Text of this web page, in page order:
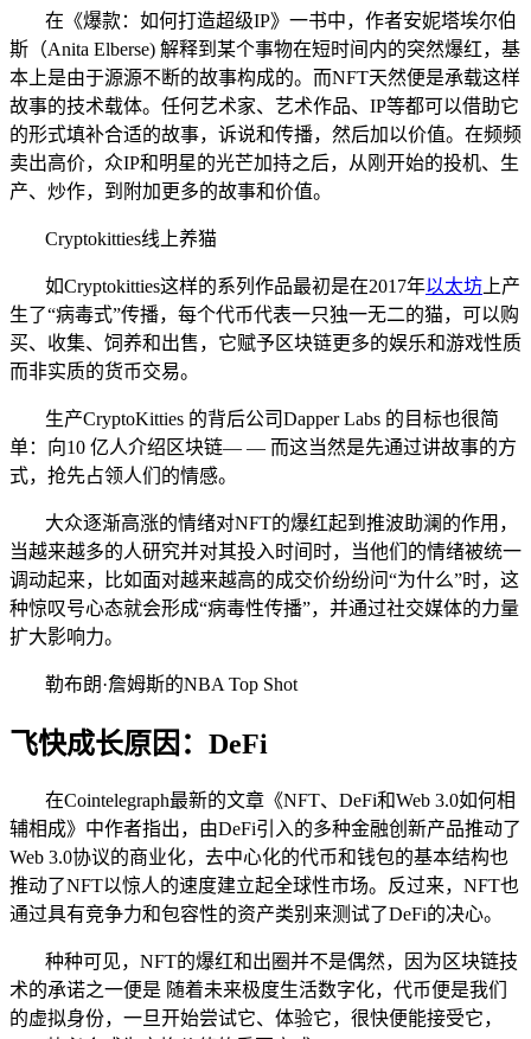
在《爆款：如何打造超级IP》一书中，作者安妮塔埃尔伯
斯（Anita Elberse) 解释到某个事物在短时间内的突然爆红，基
本上是由于源源不断的故事构成的。而NFT天然便是承载这样
故事的技术载体。任何艺术家、艺术作品、IP等都可以借助它
的形式填补合适的故事，诉说和传播，然后加以价值。在频频
卖出高价，众IP和明星的光芒加持之后，从刚开始的投机、生
产、炒作，到附加更多的故事和价值。
Cryptokitties线上养猫
如Cryptokitties这样的系列作品最初是在2017年以太坊 上产
生了“病毒式”传播，每个代币代表一只独一无二的猫，可以购
买、收集、饲养和出售，它赋予区块链更多的娱乐和游戏性质
而非实质的货币交易。
生产CryptoKitties 的背后公司Dapper Labs 的目标也很简
单：向10 亿人介绍区块链— — 而这当然是先通过讲故事的方
式，抢先占领人们的情感。
大众逐渐高涨的情绪对NFT的爆红起到推波助澜的作用，
当越来越多的人研究并对其投入时间时，当他们的情绪被统一
调动起来，比如面对越来越高的成交价纷纷问“为什么”时，这
种惊叹号心态就会形成“病毒性传播”，并通过社交媒体的力量
扩大影响力。
勒布朗·詹姆斯的NBA Top Shot
飞快成长原因：DeFi
在Cointelegraph最新的文章《NFT、DeFi和Web 3.0如何相
辅相成》中作者指出，由DeFi引入的多种金融创新产品推动了
Web 3.0协议的商业化，去中心化的代币和钱包的基本结构也
推动了NFT以惊人的速度建立起全球性市场。反过来，NFT也
通过具有竞争力和包容性的资产类别来测试了DeFi的决心。
种种可见，NFT的爆红和出圈并不是偶然，因为区块链技
术的承诺之一便是 随着未来极度生活数字化，代币便是我们
的虚拟身份，一旦开始尝试它、体验它，很快便能接受它，